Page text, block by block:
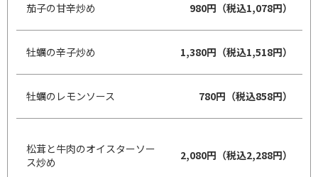
茄子の甘辛炒め 980円（税込1,078円）
牡蠣の辛子炒め 1,380円（税込1,518円）
牡蠣のレモンソース 780円（税込858円）
松茸と牛肉のオイスターソー
ス炒め
2,080円（税込2,288円）